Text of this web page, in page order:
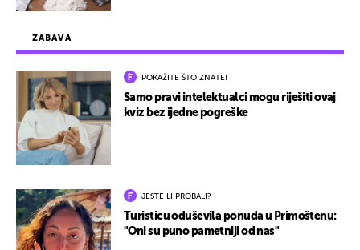
ZABAVA
POKAŽITE ŠTO ZNATE!
Samo pravi intelektualci mogu riješiti ovaj
kviz bez ijedne pogreške
JESTE LI PROBALI?
Turisticu oduševila ponuda u Primoštenu:
"Oni su puno pametniji od nas"